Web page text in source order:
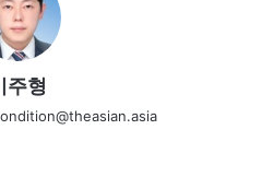
주형